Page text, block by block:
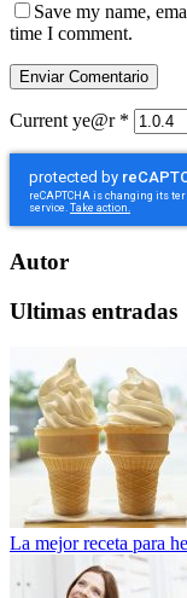
Save my name,
time I comment.
Current ye@r *
Autor
Ultimas entradas
La mejor receta para